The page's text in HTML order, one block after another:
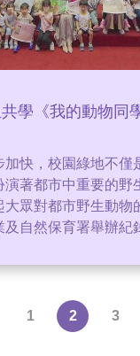
學《我的動物同
加快，校園綠地不僅
演著都市中重要的野
大眾對都市野生動物
及自然保育署舉辦紀
紀錄片，這是台灣
，跟老師學生們彼此
1 2 3